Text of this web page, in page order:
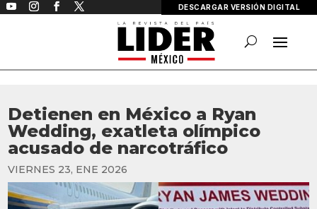
DESCARGAR VERSIÓN DIGITAL
Detienen en México a Ryan
Wedding, exatleta olímpico
acusado de narcotráfico
VIERNES 23, ENE 2026